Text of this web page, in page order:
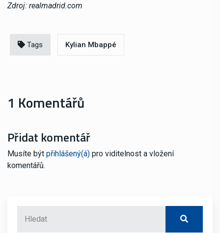
Zdroj: realmadrid.com
Tags Kylian Mbappé
1 Komentářů
Přidat komentář
Musíte být přihlášený(á) pro viditelnost a vložení
komentářů.